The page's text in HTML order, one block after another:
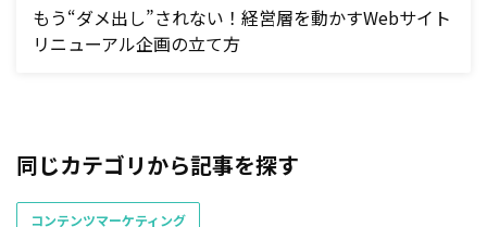
もう“ダメ出し”されない！経営層を動かすWebサイト
リニューアル企画の立て方
同じカテゴリから記事を探す
コンテンツマーケティング